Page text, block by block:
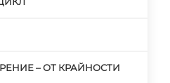
– ОТ КРАЙНОСТИ